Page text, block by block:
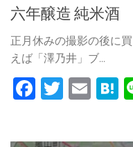
六年醸造 純米酒
正月休みの撮影の後に
えば「澤乃井」ブ...
Facebook
Twitter